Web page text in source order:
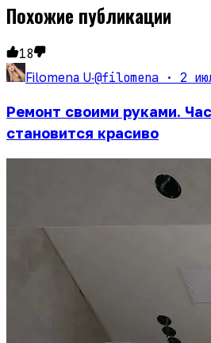
Похожие публикации
18
Filomena U·@filomena · 2
Ремонт своими руками.
становится красиво